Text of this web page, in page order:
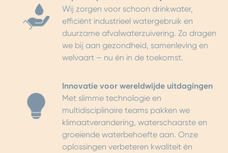
Wij zorgen voor schoon drinkwater,
efficiënt industrieel watergebruik en
duurzame afvalwaterzuivering. Zo dragen
we bij aan gezondheid, samenleving en
welvaart – nu én in de toekomst.
Innovatie voor wereldwijde uitdagingen
Met slimme technologie en
multidisciplinaire teams pakken we
klimaatverandering, waterschaarste en
groeiende waterbehoefte aan. Onze
oplossingen verbeteren kwaliteit én